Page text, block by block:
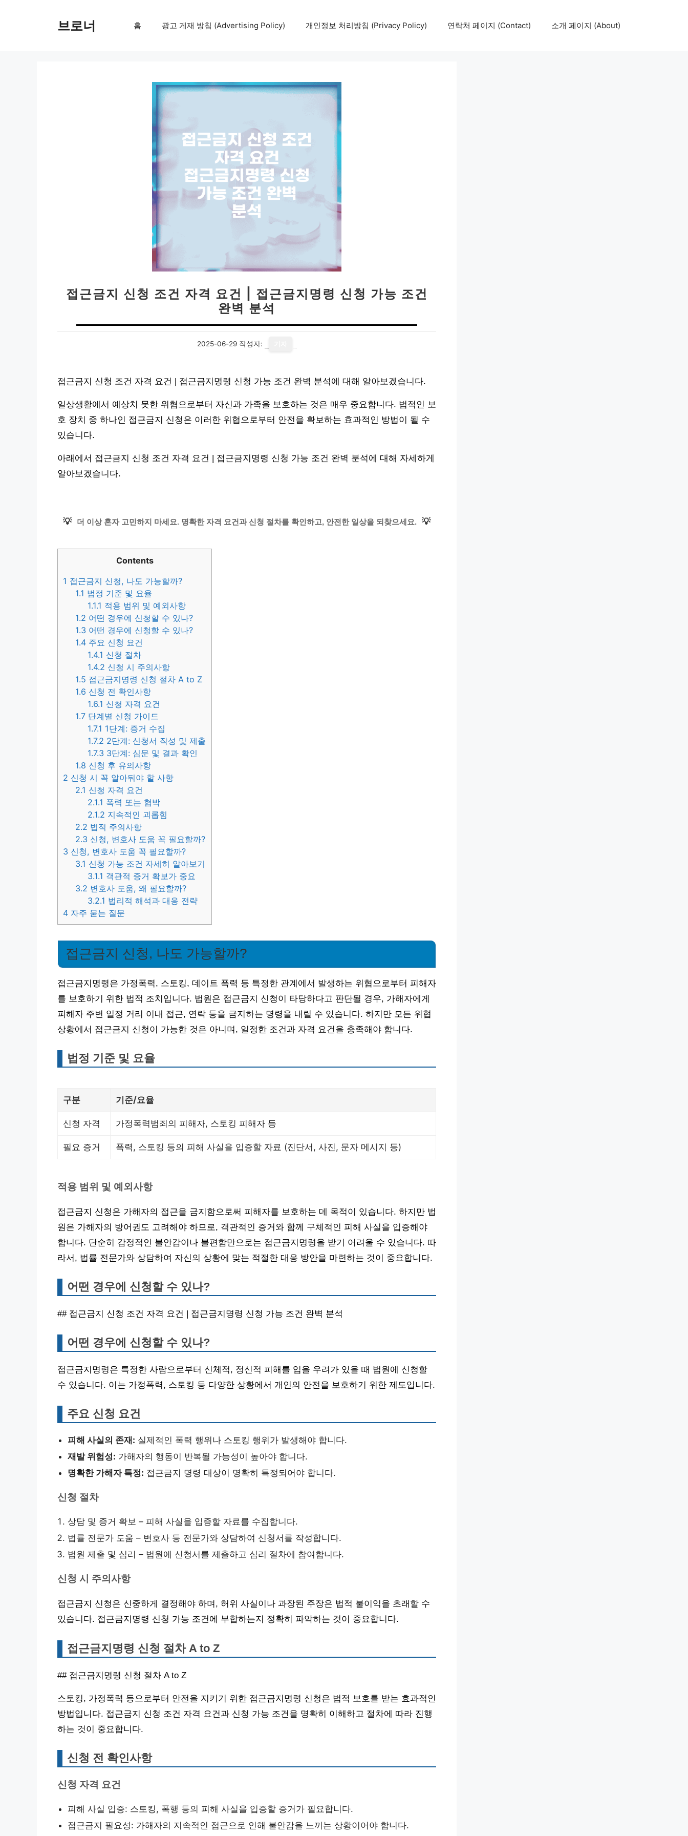
브로너 홈 광고 게재 방침 (Advertising Policy) 개인정보 처리방침 (Privacy Policy) 연락처 페이지 (Contact) 소개 페이지 (About)
접근금지 신청 조건 자격 요건 | 접근금지명령 신청 가능 조건
완벽 분석
2025-06-29 작성자:
접근금지 신청 조건 자격 요건 | 접근금지명령 신청 가능 조건 완벽 분석에 대해 알아보겠습니다.
일상생활에서 예상치 못한 위협으로부터 자신과 가족을 보호하는 것은 매우 중요합니다. 법적인 보
호 장치 중 하나인 접근금지 신청은 이러한 위협으로부터 안전을 확보하는 효과적인 방법이 될 수
있습니다.
아래에서 접근금지 신청 조건 자격 요건 | 접근금지명령 신청 가능 조건 완벽 분석에 대해 자세하게
알아보겠습니다.
💡 더 이상 혼자 고민하지 마세요. 명확한 자격 요건과 신청 절차를 확인하고, 안전한 일상을 되찾으세요. 💡
Contents
1 접근금지 신청, 나도 가능할까?
1.1 법정 기준 및 요율
1.1.1 적용 범위 및 예외사항
1.2 어떤 경우에 신청할 수 있나?
1.3 어떤 경우에 신청할 수 있나?
1.4 주요 신청 요건
1.4.1 신청 절차
1.4.2 신청 시 주의사항
1.5 접근금지명령 신청 절차 A to Z
1.6 신청 전 확인사항
1.6.1 신청 자격 요건
1.7 단계별 신청 가이드
1.7.1 1단계: 증거 수집
1.7.2 2단계: 신청서 작성 및 제출
1.7.3 3단계: 심문 및 결과 확인
1.8 신청 후 유의사항
2 신청 시 꼭 알아둬야 할 사항
2.1 신청 자격 요건
2.1.1 폭력 또는 협박
2.1.2 지속적인 괴롭힘
2.2 법적 주의사항
2.3 신청, 변호사 도움 꼭 필요할까?
3 신청, 변호사 도움 꼭 필요할까?
3.1 신청 가능 조건 자세히 알아보기
3.1.1 객관적 증거 확보가 중요
3.2 변호사 도움, 왜 필요할까?
3.2.1 법리적 해석과 대응 전략
4 자주 묻는 질문
접근금지 신청, 나도 가능할까?
접근금지명령은 가정폭력, 스토킹, 데이트 폭력 등 특정한 관계에서 발생하는 위협으로부터 피해자
를 보호하기 위한 법적 조치입니다. 법원은 접근금지 신청이 타당하다고 판단될 경우, 가해자에게
피해자 주변 일정 거리 이내 접근, 연락 등을 금지하는 명령을 내릴 수 있습니다. 하지만 모든 위협
상황에서 접근금지 신청이 가능한 것은 아니며, 일정한 조건과 자격 요건을 충족해야 합니다.
법정 기준 및 요율
구분 기준/요율
신청 자격 가정폭력범죄의 피해자, 스토킹 피해자 등
필요 증거 폭력, 스토킹 등의 피해 사실을 입증할 자료 (진단서, 사진, 문자 메시지 등)
적용 범위 및 예외사항
접근금지 신청은 가해자의 접근을 금지함으로써 피해자를 보호하는 데 목적이 있습니다. 하지만 법
원은 가해자의 방어권도 고려해야 하므로, 객관적인 증거와 함께 구체적인 피해 사실을 입증해야
합니다. 단순히 감정적인 불안감이나 불편함만으로는 접근금지명령을 받기 어려울 수 있습니다. 따
라서, 법률 전문가와 상담하여 자신의 상황에 맞는 적절한 대응 방안을 마련하는 것이 중요합니다.
어떤 경우에 신청할 수 있나?
## 접근금지 신청 조건 자격 요건 | 접근금지명령 신청 가능 조건 완벽 분석
어떤 경우에 신청할 수 있나?
접근금지명령은 특정한 사람으로부터 신체적, 정신적 피해를 입을 우려가 있을 때 법원에 신청할
수 있습니다. 이는 가정폭력, 스토킹 등 다양한 상황에서 개인의 안전을 보호하기 위한 제도입니다.
주요 신청 요건
피해 사실의 존재: 실제적인 폭력 행위나 스토킹 행위가 발생해야 합니다.
재발 위험성: 가해자의 행동이 반복될 가능성이 높아야 합니다.
명확한 가해자 특정: 접근금지 명령 대상이 명확히 특정되어야 합니다.
신청 절차
상담 및 증거 확보 – 피해 사실을 입증할 자료를 수집합니다.
법률 전문가 도움 – 변호사 등 전문가와 상담하여 신청서를 작성합니다.
법원 제출 및 심리 – 법원에 신청서를 제출하고 심리 절차에 참여합니다.
신청 시 주의사항
접근금지 신청은 신중하게 결정해야 하며, 허위 사실이나 과장된 주장은 법적 불이익을 초래할 수
있습니다. 접근금지명령 신청 가능 조건에 부합하는지 정확히 파악하는 것이 중요합니다.
접근금지명령 신청 절차 A to Z
## 접근금지명령 신청 절차 A to Z
스토킹, 가정폭력 등으로부터 안전을 지키기 위한 접근금지명령 신청은 법적 보호를 받는 효과적인
방법입니다. 접근금지 신청 조건 자격 요건과 신청 가능 조건을 명확히 이해하고 절차에 따라 진행
하는 것이 중요합니다.
신청 전 확인사항
신청 자격 요건
피해 사실 입증: 스토킹, 폭행 등의 피해 사실을 입증할 증거가 필요합니다.
접근금지 필요성: 가해자의 지속적인 접근으로 인해 불안감을 느끼는 상황이어야 합니다.